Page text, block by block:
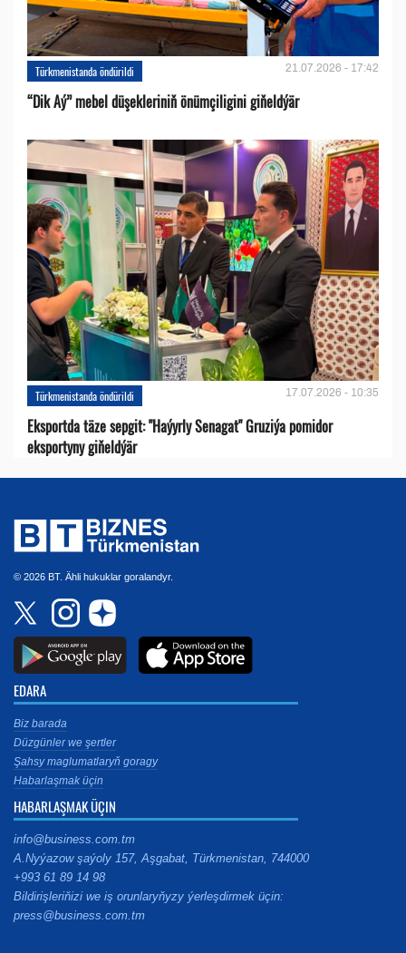
Türkmenistanda öndürildi 21.07.2026 - 17:42
“Dik Aý” mebel düşekleriniň önümçiligini giňeldýär
Türkmenistanda öndürildi 17.07.2026 - 10:35
Eksportda täze sepgit: "Haýyrly Senagat" Gruziýa pomidor
eksportyny giňeldýär
© 2026 BT. Ähli hukuklar goralandyr.
EDARA
Biz barada
Düzgünler we şertler
Şahsy maglumatlaryň goragy
Habarlaşmak üçin
HABARLAŞMAK ÜÇIN
info@business.com.tm
A.Nyýazow şaýoly 157, Aşgabat, Türkmenistan, 744000
+993 61 89 14 98
Bildirişleriňizi we iş orunlaryňyzy ýerleşdirmek üçin:
press@business.com.tm